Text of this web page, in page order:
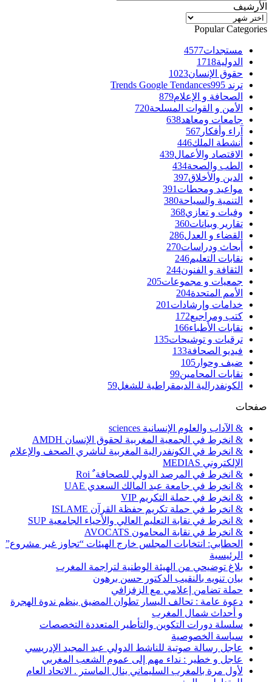
الأرشيف
الأرشيف
Popular Categories
مستجدات4577
الدولية1718
حقوق الإنسان1023
ترند Trends Google Tendances 995
الصحافة و الإعلام879
الأمن و القوات المسلحة720
جامعات ومعاهد638
آراء وأفكار 567
أنشطة الملك446
الاقتصاد والأعمال439
الطب والصحة434
الدين والأخلاق397
مواعيد ومحطات 391
التنمية والسياحة380
وفيات و تعازي368
تقارير وبيانات360
القضاء و العدل286
أبحاث ودراسات270
نقابات التعليم246
الثقافة و الفنون244
جمعيات و مجموعات205
الأمم المتحدة204
خدامات وإرشادات 201
كتب ومراجيع172
نقابات الأطباء166
ترقيات و توشيحات135
فيديو الصحافة133
ضيف وحوار 105
نقابات المحامين99
الكونفدرالية الديمقراطية للشغل59
صفحات
& الآداب والعلوم الإنسانية sciences
& انخرط في الجمعية المغربية لحقوق الإنسان AMDH
& انخرط في الكونفدرالية المغربية لناشري الصحف والإعلام
الإلكتروني MEDIAS
& انخرط في المرصد الدولي للصحافة ٌ Roi
& انخرط في جامعة عبد المالك السعدي UAE
& انخرط في حملة التكريم VIP
& انخرط في حملة تكريم حفظة القرآن ISLAME
& انخرط في نقابة التعليم العالي والأحياء الجامعية SUP
& انخرط في نقابة المحامون AVOCATS
الحطابي: انتخابات المجلس خارج الهيئات “تجاوز غير مشروع”
الرئيسية
بلاغ توضيحي من الهيئة الوطنية لتراجمة المغرب
بيان تنويه بالنقيب الدكتور حسن برهون
حملة تضامن إعلامي مع الزفزافي
دعوة عامة : تحالف اليسار تطوان المضيق ينظم ندوة الهجرة
و أحداث شمال المغرب
سلسلة دورات التكوين والتأطير المتعددة التخصصات
سياسة الخصوصية
عاجل رسالة صوتية للناشط الدولي عبد المجيد الإدريسي
عاجل و خطير : نداء مهم إلى عموم الشعب المغربي
لأول مرة بالمغرب السليماني ينال الماستر . الاتحاد العام